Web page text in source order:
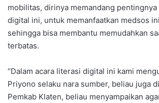
mobilitas, dirinya memandang
digital ini, untuk memanfaatkan medsos
sehingga bisa membantu memudahkan
terbatas.
“Dalam acara literasi digital ini kami
Priyono selaku nara sumber, beliau juga
Pemkab Klaten, beliau menyampaikan